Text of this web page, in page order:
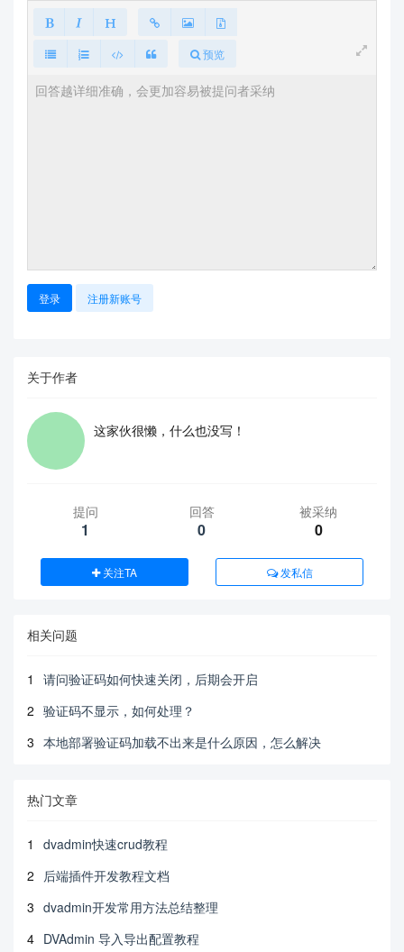
预览
登录 注册新账号
关于作者
这家伙很懒，什么也没写！
提问
1
回答
0
被采纳
0
关注TA 发私信
相关问题
1
请问验证码如何快速关闭，后期会开启
2 验证码不显示，如何处理？
3 本地部署验证码加载不出来是什么原因，怎么解决
热门文章
1
dvadmin快速crud教程
2 后端插件开发教程文档
3 dvadmin开发常用方法总结整理
4 DVAdmin 导入导出配置教程